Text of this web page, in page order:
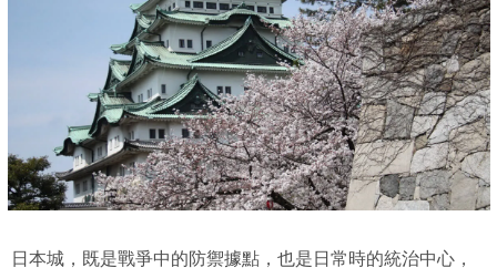
日本城，既是戰爭中的防禦據點，也是日常時的統治中心，